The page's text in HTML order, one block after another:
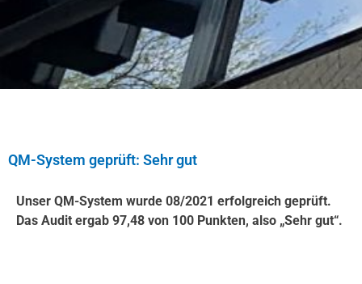
QM-System geprüft: Sehr gut
Unser QM-System wurde 08/2021 erfolgreich geprüft.
Das Audit ergab 97,48 von 100 Punkten, also „Sehr gut“.